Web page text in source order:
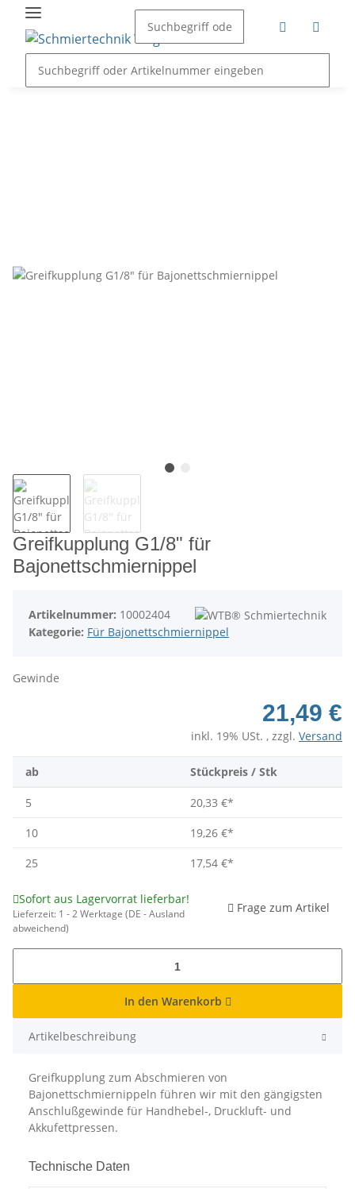
Greifkupplung G1/8" für
Bajonettschmiernippel
Artikelnummer: 10002404
Kategorie: Für Bajonettschmiernippel
Gewinde
21,49 €
inkl. 19% USt. , zzgl. Versand
ab Stückpreis / Stk
5 20,33 €*
10
19,26 €*
25
17,54 €*
Sofort aus Lagervorrat lieferbar!
Lieferzeit: 1 - 2 Werktage (DE - Ausland
abweichend)
Frage zum Artikel
In den Warenkorb
Artikelbeschreibung
Greifkupplung zum Abschmieren von
Bajonettschmiernippeln führen wir mit den gängigsten
Anschlußgewinde für Handhebel-, Druckluft- und
Akkufettpressen.
Technische Daten